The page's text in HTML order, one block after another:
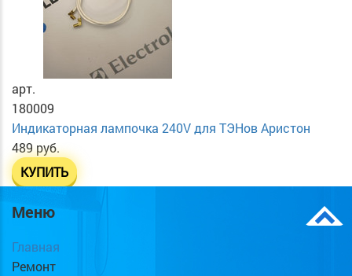
арт.
180009
Индикаторная лампочка 240V для ТЭНов Аристон
489 руб.
КУПИТЬ
Меню
Главная
Ремонт